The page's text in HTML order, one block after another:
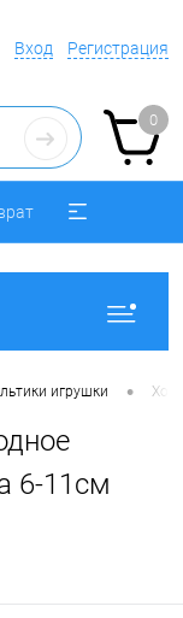
Вход Регистрация
0
игрушки •
6-11см